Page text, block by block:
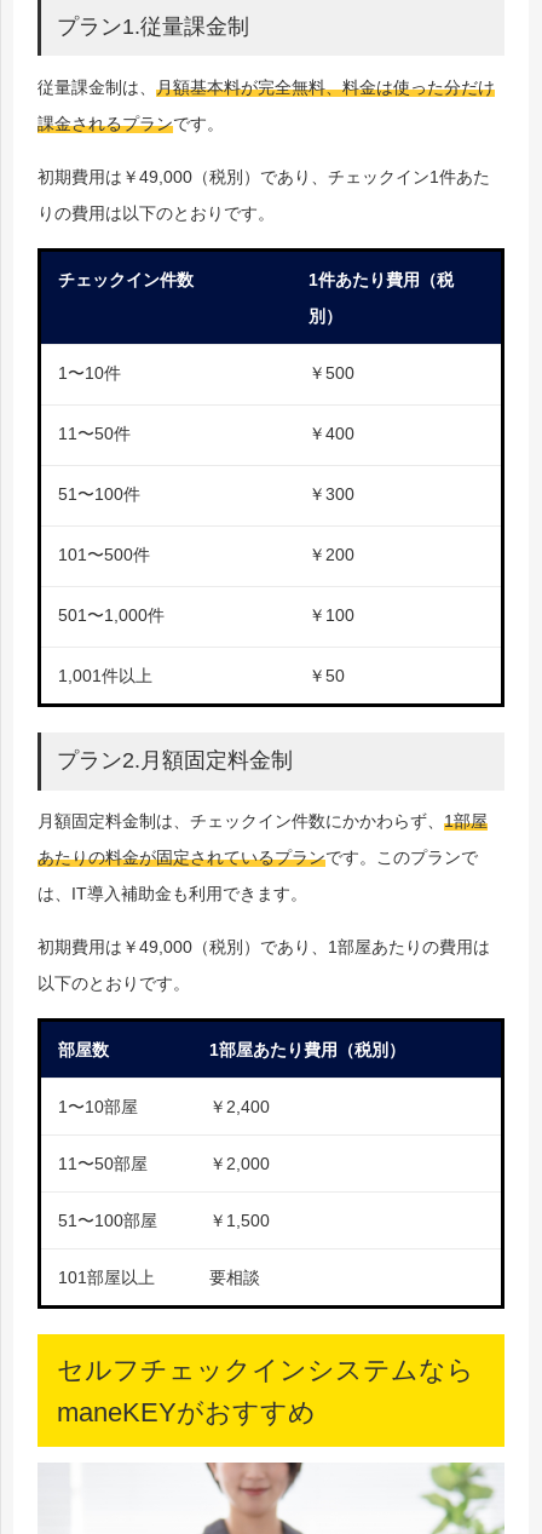
プラン1.従量課金制
従量課金制は、月額基本料が完全無料、料金は使った分だけ
課金されるプランです。
初期費用は￥49,000（税別）であり、チェックイン1件あた
りの費用は以下のとおりです。
チェックイン件数 1件あたり費用（税
別）
1〜10件 ￥500
11〜50件 ￥400
51〜100件 ￥300
101〜500件 ￥200
501〜1,000件 ￥ 100
1,001件以上 ￥50
プラン2.月額固定料金制
月額固定料金制は、チェックイン件数にかかわらず、1部屋
あたりの料金が固定されているプランです。このプランで
は、IT導入補助金も利用できます。
初期費用は￥49,000（税別）であり、1部屋あたりの費用は
以下のとおりです。
部屋数 1部屋あたり費用（税別）
1〜10部屋 ￥2,400
11〜50部屋 ￥2,000
51〜100部屋 ￥ 1,500
101部屋以上 要相談
セルフチェックインシステムなら
maneKEYがおすすめ